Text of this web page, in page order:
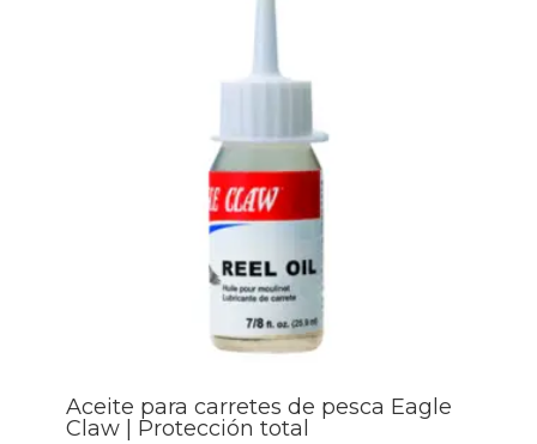
Aceite para carretes de pesca Eagle
Claw | Protección total